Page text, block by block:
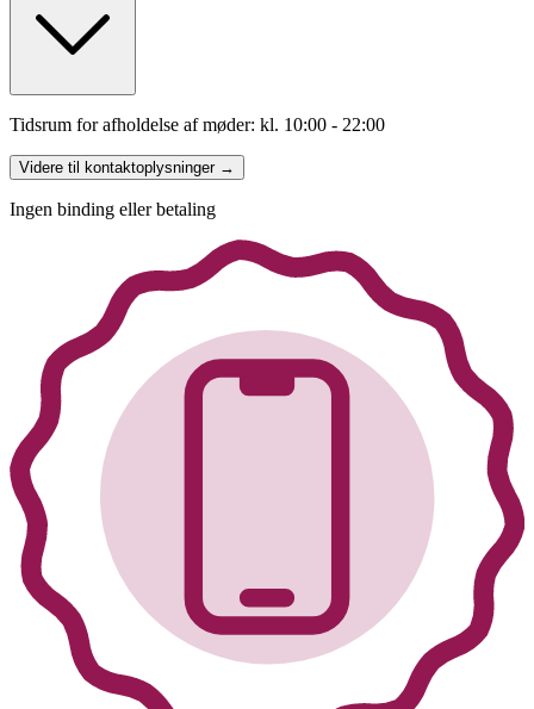
Tidsrum for afholdelse af møder: kl. 10:00 - 22:00
Videre til kontaktoplysninger →
Ingen binding eller betaling